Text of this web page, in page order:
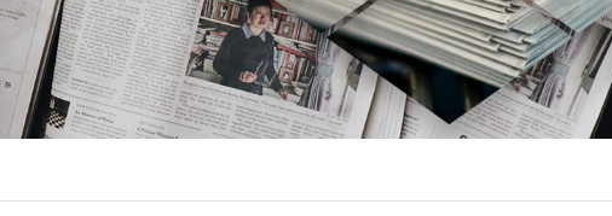
混凝土试验仪器系列
沥青实验仪器系统
移动标准养护室集装